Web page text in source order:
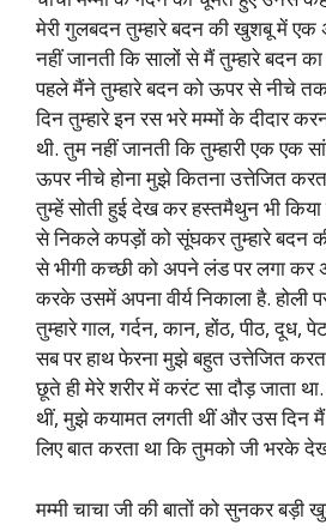
मेरी गुलबदन तुम्हारे बदन की खुशबू में
नहीं जानती कि सालों से मैं तुम्हारे बदन
पहले मैंने तुम्हारे बदन को ऊपर से नीचे
दिन तुम्हारे इन रस भरे मम्मों के दीदार
थी. तुम नहीं जानती कि तुम्हारी एक एक
ऊपर नीचे होना मुझे कितना उत्तेजित
तुम्हें सोती हुई देख कर हस्तमैथुन भी
से निकले कपड़ों को सूंघकर तुम्हारे बदन
से भीगी कच्छी को अपने लंड पर लगा कर
करके उसमें अपना वीर्य निकाला है. होली
तुम्हारे गाल, गर्दन, कान, होंठ, पीठ, दूध,
सब पर हाथ फेरना मुझे बहुत उत्तेजित
छूते ही मेरे शरीर में करंट सा दौड़ जाता
थीं, मुझे कयामत लगती थीं और उस दिन
लिए बात करता था कि तुमको जी भरके
मम्मी चाचा जी की बातों को सुनकर बड़ी